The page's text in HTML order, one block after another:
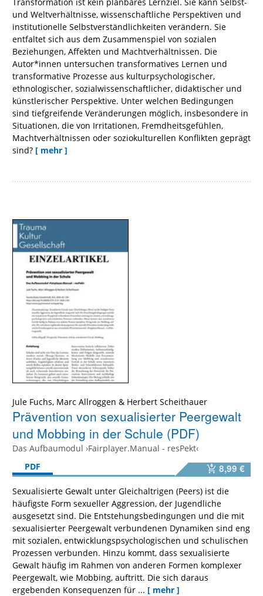
und Weltverhältnisse, wissenschaftliche Perspektiven und
institutionelle Selbstverständlichkeiten verändern. Sie
entfaltet sich aus dem Zusammenspiel von sozialen
Beziehungen, Affekten und Machtverhältnissen. Die
Autor*innen untersuchen transformatives Lernen und
transformative Prozesse aus kulturpsychologischer,
ethnologischer, sozialwissenschaftlicher, didaktischer und
künstlerischer Perspektive. Unter welchen Bedingungen
sind tiefgreifende Veränderungen möglich, insbesondere in
Situationen, die von Irritationen, Fremdheitsgefühlen,
Machtverhältnissen oder soziokulturellen Konflikten geprägt
sind? [ mehr ]
Jule Fuchs, Marc Allroggen & Herbert Scheithauer
Prävention von sexualisierter Peergewalt
und Mobbing in der Schule (PDF)
Das Aufbaumodul ›Fairplayer.Manual - resPekt‹
PDF
8,99 €
Sexualisierte Gewalt unter Gleichaltrigen (Peers) ist die
häufigste Form sexueller Aggression, der Jugendliche
ausgesetzt sind. Die Entstehungsbedingungen und die mit
sexualisierter Peergewalt verbundenen Dynamiken sind eng
mit sozialen, entwicklungspsychologischen und schulischen
Prozessen verbunden. Hinzu kommt, dass sexualisierte
Gewalt häufig im Rahmen von anderen Formen komplexer
Peergewalt, wie Mobbing, auftritt. Die sich daraus
ergebenden Konsequenzen für ... [ mehr ]